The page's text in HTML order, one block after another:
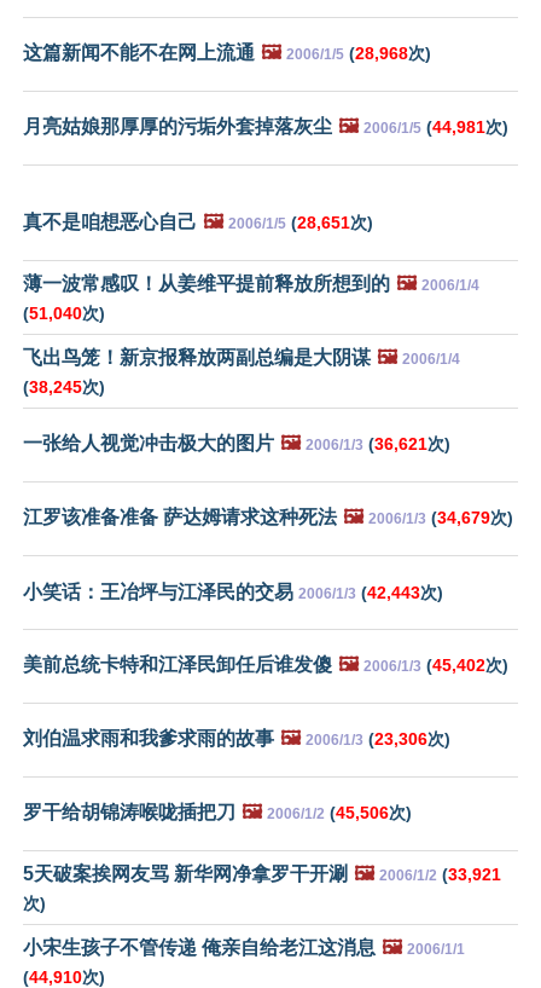
这篇新闻不能不在网上流通 🖼️ 2006/1/5 (28,968次)
月亮姑娘那厚厚的污垢外套掉落灰尘 🖼️ 2006/1/5 (44,981次)
真不是咱想恶心自己 🖼️ 2006/1/5 (28,651次)
薄一波常感叹！从姜维平提前释放所想到的 🖼️ 2006/1/4
(51,040次)
飞出鸟笼！新京报释放两副总编是大阴谋 🖼️ 2006/1/4
(38,245次)
一张给人视觉冲击极大的图片 🖼️ 2006/1/3 (36,621次)
江罗该准备准备 萨达姆请求这种死法 🖼️ 2006/1/3 (34,679次)
小笑话：王冶坪与江泽民的交易 2006/1/3 (42,443次)
美前总统卡特和江泽民卸任后谁发傻 🖼️ 2006/1/3 (45,402次)
刘伯温求雨和我爹求雨的故事 🖼️ 2006/1/3 (23,306次)
罗干给胡锦涛喉咙插把刀 🖼️ 2006/1/2 (45,506次)
5天破案挨网友骂 新华网净拿罗干开涮 🖼️ 2006/1/2 (33,921
次)
小宋生孩子不管传递 俺亲自给老江这消息 🖼️ 2006/1/1
(44,910次)